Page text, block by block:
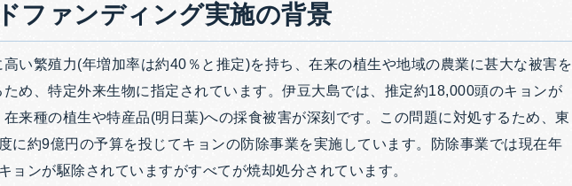
ファンディング実施の背景
高い繁殖力(年増加率は約40％と推定)を持ち、在来の植生や地域の農業に甚大な被害を
ため、特定外来生物に指定されています。伊豆大島では、推定約18,000頭のキョンが
来種の植生や特産品(明日葉)への採食被害が深刻です。この問題に対処するため、東
に約9億円の予算を投じてキョンの防除事業を実施しています。防除事業では現在年
ョンが駆除されていますがすべてが焼却処分されています。